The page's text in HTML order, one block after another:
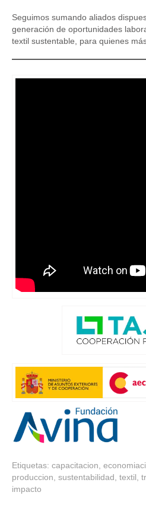
Seguimos sumando aliados
generación de oportunidades
textil sustentable, para quienes
Etiquetas: capacitacion
produccion sustentabilidad textil
impacto